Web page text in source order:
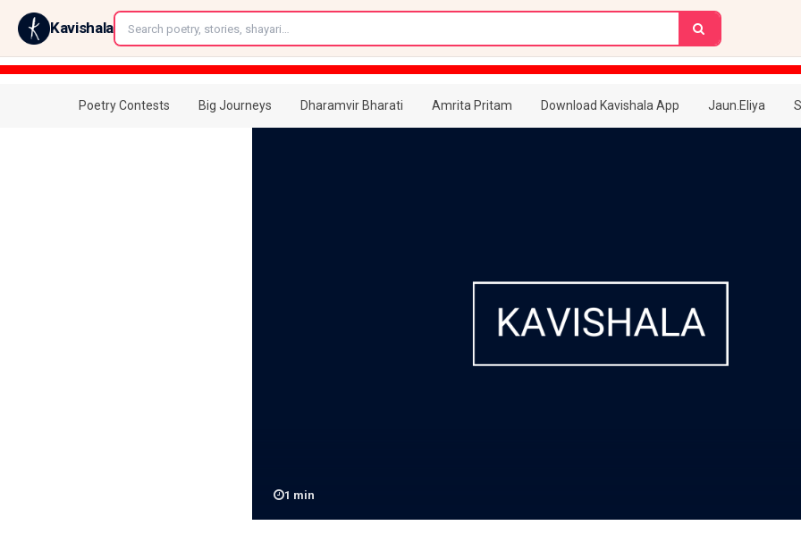
Kavishala
Poetry Contests Big Journeys Dharamvir Bharati Amrita Pritam Download Kavishala App Jaun.Eliya
1 min